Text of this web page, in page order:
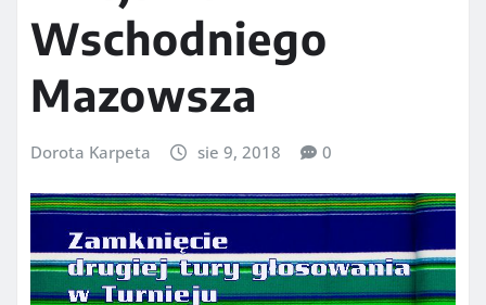
Wschodniego
Mazowsza
Dorota Karpeta sie 9, 2018 0